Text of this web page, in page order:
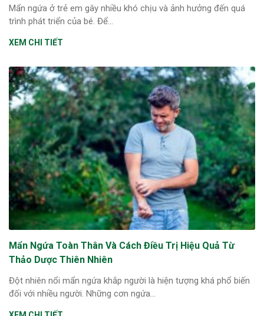
Mẩn ngứa ở trẻ em gây nhiều khó chịu và ảnh hưởng đến quá
trình phát triển của bé. Để...
XEM CHI TIẾT
Mẩn Ngứa Toàn Thân Và Cách Điều Trị Hiệu Quả Từ
Thảo Dược Thiên Nhiên
Đột nhiên nổi mẩn ngứa khắp người là hiện tượng khá phổ biến
đối với nhiều người. Những cơn ngứa...